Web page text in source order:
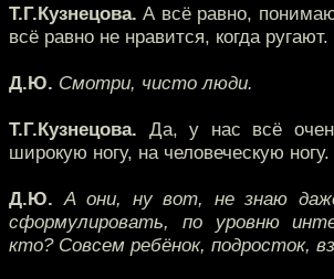
Т.Г.Кузнецова. А всё равно,
всё равно не нравится, когда ругают.
Д.Ю. Смотри, чисто люди.
Т.Г.Кузнецова. Да, у нас всё
широкую ногу, на человеческую ногу.
Д.Ю. А они, ну вот, не знаю
сформулировать, по уровню
кто? Совсем ребёнок, подросток,